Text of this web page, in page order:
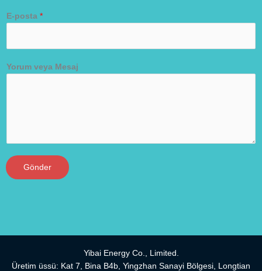
E-posta *
Yorum veya Mesaj
Gönder
Yibai Energy Co., Limited.
Üretim üssü: Kat 7, Bina B4b, Yingzhan Sanayi Bölgesi, Longtian